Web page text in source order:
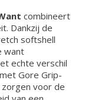
combineert
Dankzij de
softshell
want
echte verschil
Gore Grip-
voor de